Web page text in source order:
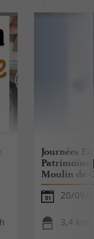
Journées
Patrimoine
Moulin de
20/09/
3,4 km